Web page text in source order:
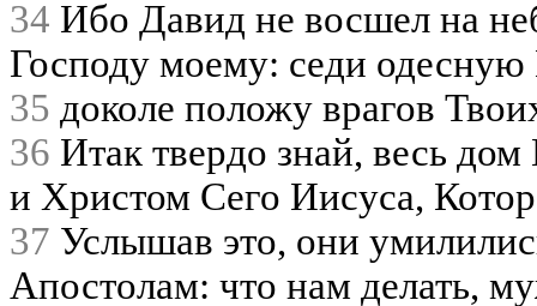
34 Ибо Давид не восшел на
Господу моему: седи
35 доколе положу врагов
36 Итак твердо знай, весь
и Христом Сего Иисуса,
37 Услышав это, они
Апостолам: что нам делать,